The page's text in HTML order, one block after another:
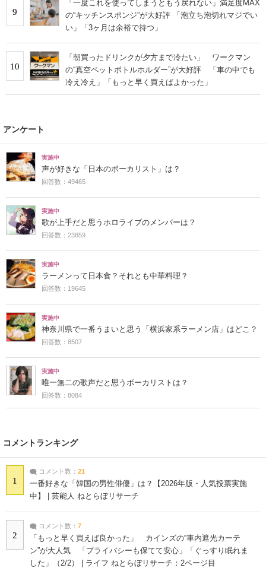
9
「一度これを使ってしまうともう戻れない」満足度MAX
の“キッチンスポンジ”が大好評 「泡立ち泡切れマジでい
い」「3ヶ月は余裕で持つ」
10
「朝買ったドリンクが夕方まで冷たい」 ワークマン
の“真空ペットボトルホルダー”が大好評 「車の中でも
冷え冷え」「もっと早く買えばよかった」
アンケート
実施中
声が好きな「日本のボーカリスト」は？
回答数：49465
実施中
歌が上手だと思うホロライブのメンバーは？
回答数：23859
実施中
ラーメンって日本食？それとも中華料理？
回答数：19645
実施中
神奈川県で一番うまいと思う「横浜家系ラーメン店」はどこ？
回答数：8507
実施中
唯一無二の歌声だと思うボーカリストは？
回答数：8084
コメントランキング
1
コメント数： 21
一番好きな「韓国の男性俳優」は？【2026年版・人気投票実施
中】 | 芸能人 ねとらぼリサーチ
2
コメント数： 7
「もっと早く買えば良かった」 カインズの“車内遮光カーテ
ン”が大人気 「プライバシーも保てて安心」「ぐっすり眠れま
した」（2/2） | ライフ ねとらぼリサーチ：2ページ目